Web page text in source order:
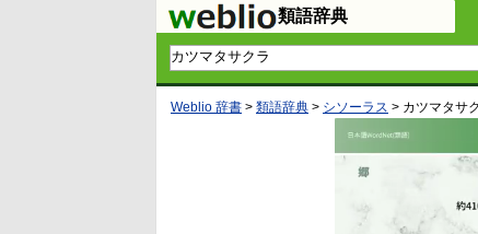
類語辞典
Weblio 辞書 > 類語辞典 > シソーラス > カツマタサ